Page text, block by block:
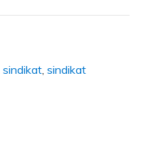
sindikat, sindikat